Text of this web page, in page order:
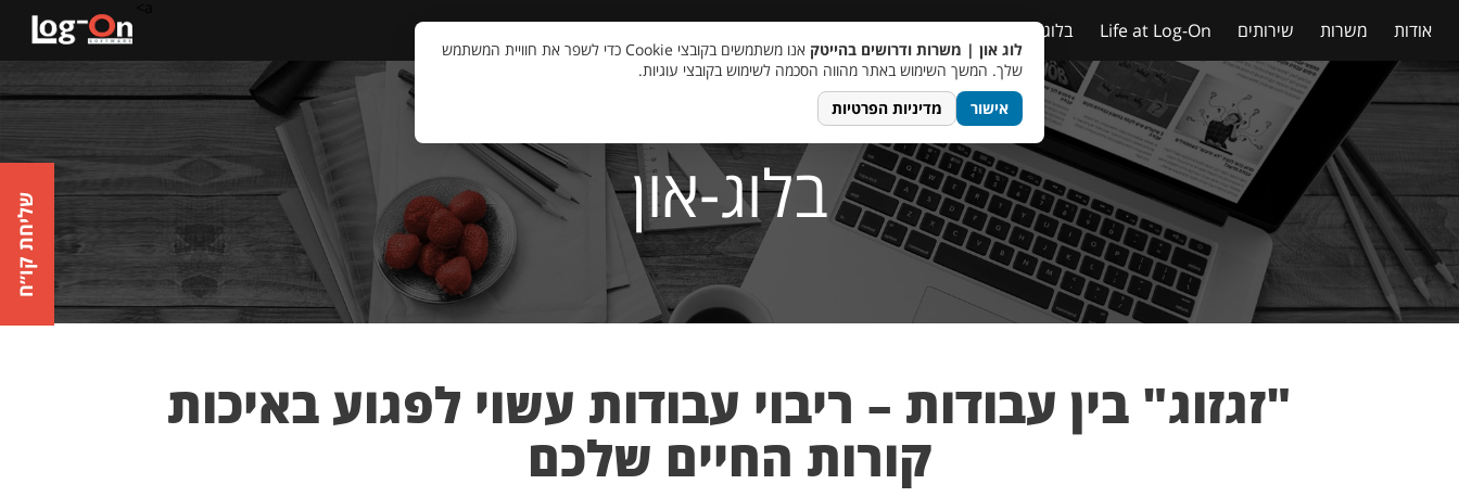
אודות משרות שירותים Life at Log-On בלוג
בלוג-און
"זגזוג" בין עבודות – ריבוי עבודות עשוי לפגוע באיכות
קורות החיים שלכם
לוג און | משרות ודרושים בהייטק
אנו משתמשים בקובצי Cookie כדי לשפר את חוויית המשתמש
שלך. המשך השימוש באתר מהווה הסכמה לשימוש בקובצי עוגיות.
אישור
מדיניות הפרטיות
שליחת קו״ח